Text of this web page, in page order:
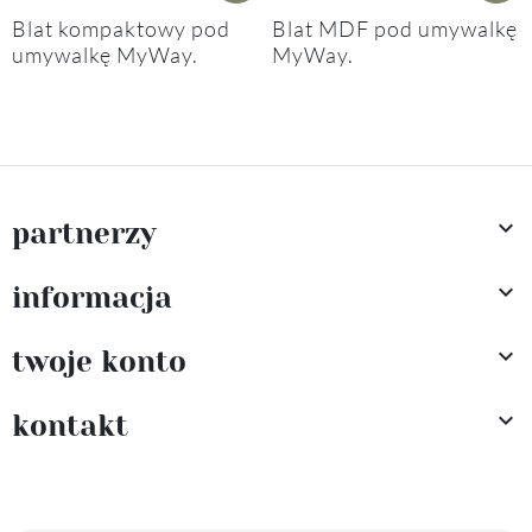
Blat kompaktowy pod
umywalkę MyWay.
Blat MDF pod umywalkę
MyWay.
partnerzy 
informacja 
twoje konto 
kontakt 